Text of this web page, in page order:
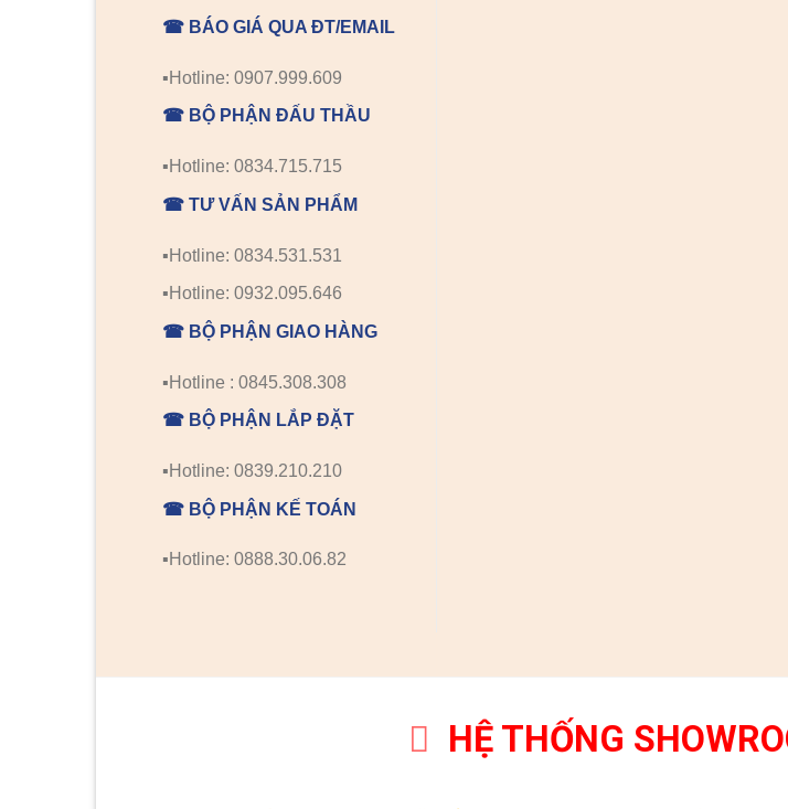
☎ BÁO GIÁ QUA ĐT/EMAIL
▪️Hotline: 0907.999.609
☎ BỘ PHẬN ĐẤU THẦU
▪️Hotline: 0834.715.715
☎ TƯ VẤN SẢN PHẨM
▪️Hotline: 0834.531.531
▪️Hotline: 0932.095.646
☎ BỘ PHẬN GIAO HÀNG
▪️Hotline : 0845.308.308
☎ BỘ PHẬN LẮP ĐẶT
▪️Hotline: 0839.210.210
☎ BỘ PHẬN KẾ TOÁN
▪️Hotline: 0888.30.06.82
HỆ THỐNG